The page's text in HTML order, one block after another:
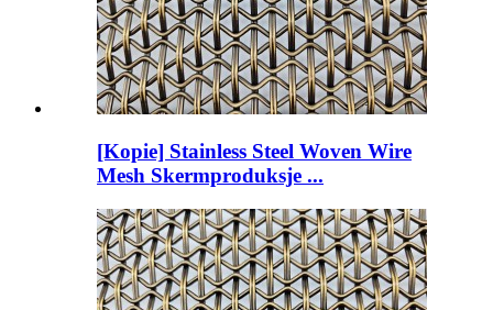
[Kopie] Stainless Steel Woven Wire
Mesh Skermproduksje ...